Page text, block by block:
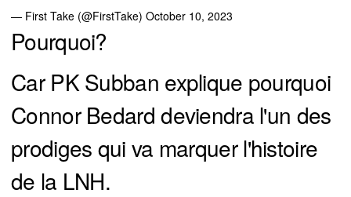
— First Take (@FirstTake) October 10, 2023
Pourquoi?
Car PK Subban explique pourquoi
Connor Bedard deviendra l'un des
prodiges qui va marquer l'histoire
de la LNH.